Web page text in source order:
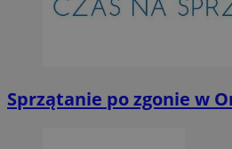
Sprzątanie po zgonie w